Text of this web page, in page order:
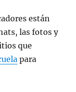
están
las fotos y
que
para